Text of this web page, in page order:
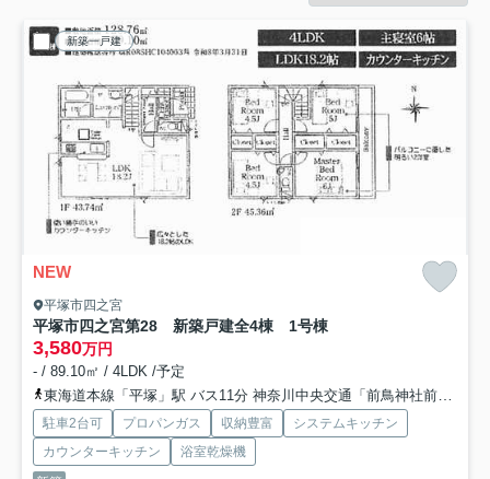
新築一戸建
NEW
平塚市四之宮
平塚市四之宮第28 新築戸建全4棟 1号棟
3,580万円
- / 89.10㎡ / 4LDK /予定
東海道本線「平塚」駅 バス11分 神奈川中央交通「前鳥神社前」 停歩1分
駐車2台可 プロパンガス 収納豊富
システムキッチン
カウンターキッチン
浴室乾燥機